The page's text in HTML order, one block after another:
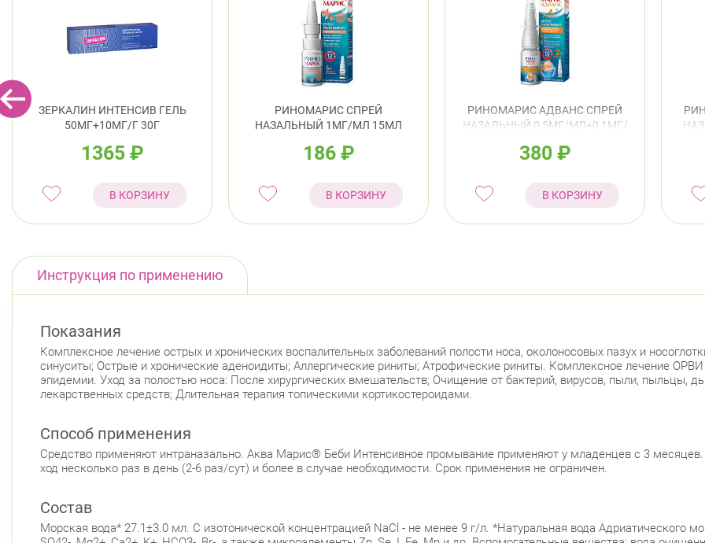
ЗЕРКАЛИН ИНТЕНСИВ ГЕЛЬ
50МГ+10МГ/Г 30Г
1365 ₽
В КОРЗИНУ
РИНОМАРИС СПРЕЙ
НАЗАЛЬНЫЙ 1МГ/МЛ 15МЛ
186 ₽
В КОРЗИНУ
РИНОМАРИС АДВАНС СПРЕЙ
НАЗАЛЬНЫЙ 0,5МГ/МЛ+0,1МГ/
380 ₽
В КОРЗИНУ
Инструкция по применению
Показания
Комплексное лечение острых и хронических воспалительных заболеваний полости носа, околоносовых пазух и
синуситы; Острые и хронические аденоидиты; Аллергические риниты; Атрофические риниты. Комплексное лечение
эпидемии. Уход за полостью носа: После хирургических вмешательств; Очищение от бактерий, вирусов, пыли, пыльцы,
лекарственных средств; Длительная терапия топическими кортикостероидами.
Способ применения
Средство применяют интраназально. Аква Марис® Беби Интенсивное промывание применяют у младенцев с 3
ход несколько раз в день (2-6 раз/сут) и более в случае необходимости. Срок применения не ограничен.
Состав
Морская вода* 27.1±3.0 мл. С изотонической концентрацией NaCl - не менее 9 г/л. *Натуральная вода Адриатического